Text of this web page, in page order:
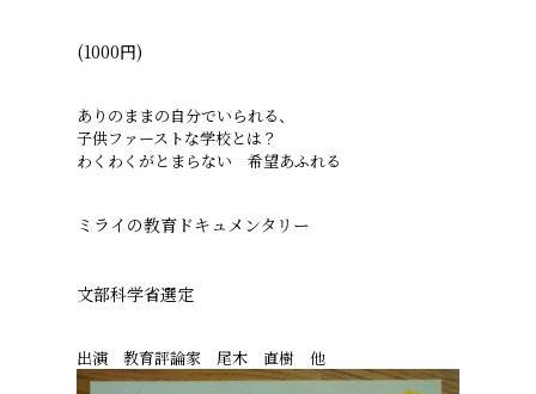
(1000円)
ありのままの自分でいられる、
子供ファーストな学校とは？
わくわくがとまらない 希望あふれる
ミライの教育ドキュメンタリー
文部科学省選定
出演 教育評論家 尾木 直樹 他